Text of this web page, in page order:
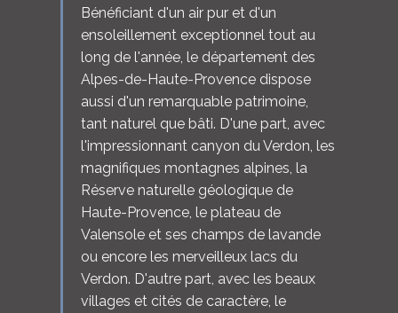
Bénéficiant d'un air pur et d'un
ensoleillement exceptionnel tout au
long de l'année, le département des
Alpes-de-Haute-Provence dispose
aussi d'un remarquable patrimoine,
tant naturel que bâti. D'une part, avec
l'impressionnant canyon du Verdon, les
magnifiques montagnes alpines, la
Réserve naturelle géologique de
Haute-Provence, le plateau de
Valensole et ses champs de lavande
ou encore les merveilleux lacs du
Verdon. D'autre part, avec les beaux
villages et cités de caractère, le